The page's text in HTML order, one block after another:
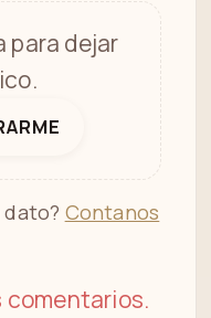
para dejar
Contanos
comentarios.